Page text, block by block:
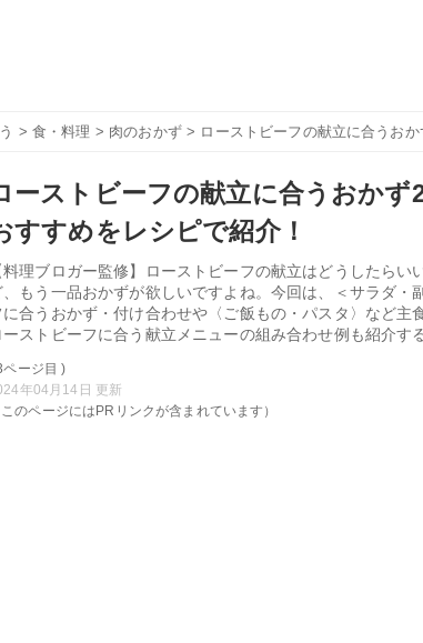
> 食・料理 > 肉のおかず> ローストビーフの献立に合うおか
ーストビーフの献立に合うおかず
すすめをレシピで紹介！
料理ブロガー監修】ローストビーフの献立はどうしたら
、もう一品おかずが欲しいですよね。今回は、＜サラダ・
に合うおかず・付け合わせや〈ご飯もの・パスタ〉など主
ーストビーフに合う献立メニューの組み合わせ例も紹介す
ページ目 )
年04月14日 更新
このページにはPRリンクが含まれています）